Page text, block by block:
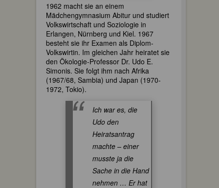
1962 macht sie an einem
Mädchengymnasium Abitur und studiert
Volkswirtschaft und Soziologie in
Erlangen, Nürnberg und Kiel. 1967
besteht sie ihr Examen als Diplom-
Volkswirtin. Im gleichen Jahr heiratet sie
den Ökologie-Professor Dr. Udo E.
Simonis. Sie folgt ihm nach Afrika
(1967/68, Sambia) und Japan (1970-
1972, Tokio).
Ich war es, die
Udo den
Heiratsantrag
machte – einer
musste ja die
Sache in die Hand
nehmen … Er hat